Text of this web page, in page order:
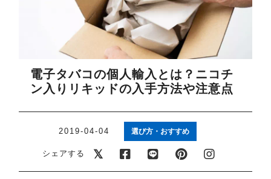
ニコチンソルト POD型VAPE
アメリカ・カナダ製 日本製（フレーバー）
電子タバコの個人輸入とは？ニコチ
ン入りリキッドの入手方法や注意点
2019-04-04 選び方・おすすめ
シェアする